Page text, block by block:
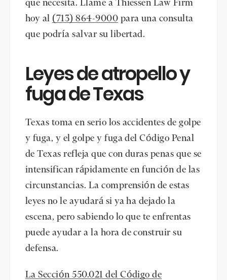
que necesita. Llame a Thiessen Law Firm
hoy al (713) 864-9000 para una consulta
que podría salvar su libertad.
Leyes de atropello y
fuga de Texas
Texas toma en serio los accidentes de golpe
y fuga, y el golpe y fuga del Código Penal
de Texas refleja que con duras penas que se
intensifican rápidamente en función de las
circunstancias. La comprensión de estas
leyes no le ayudará si ya ha dejado la
escena, pero sabiendo lo que te enfrentas
puede ayudar a la hora de construir su
defensa.
La Sección 550.021 del Código de